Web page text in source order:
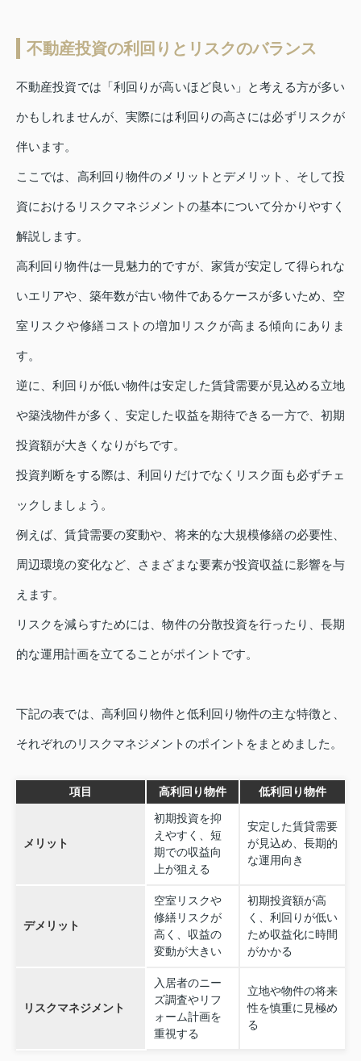
不動産投資の利回りとリスクのバランス
不動産投資では「利回りが高いほど良い」と考える方が多い
かもしれませんが、実際には利回りの高さには必ずリスクが
伴います。
ここでは、高利回り物件のメリットとデメリット、そして投
資におけるリスクマネジメントの基本について分かりやすく
解説します。
高利回り物件は一見魅力的ですが、家賃が安定して得られな
いエリアや、築年数が古い物件であるケースが多いため、空
室リスクや修繕コストの増加リスクが高まる傾向にありま
す。
逆に、利回りが低い物件は安定した賃貸需要が見込める立地
や築浅物件が多く、安定した収益を期待できる一方で、初期
投資額が大きくなりがちです。
投資判断をする際は、利回りだけでなくリスク面も必ずチェ
ックしましょう。
例えば、賃貸需要の変動や、将来的な大規模修繕の必要性、
周辺環境の変化など、さまざまな要素が投資収益に影響を与
えます。
リスクを減らすためには、物件の分散投資を行ったり、長期
的な運用計画を立てることがポイントです。
下記の表では、高利回り物件と低利回り物件の主な特徴と、
それぞれのリスクマネジメントのポイントをまとめました。
項目 高利回り物件 低利回り物件
メリット
初期投資を抑
えやすく、短
期での収益向
上が狙える
安定した賃貸需要
が見込め、長期的
な運用向き
デメリット
空室リスクや
修繕リスクが
高く、収益の
変動が大きい
初期投資額が高
く、利回りが低い
ため収益化に時間
がかかる
リスクマネジメント
入居者のニー
ズ調査やリフ
ォーム計画を
重視する
立地や物件の将来
性を慎重に見極め
る